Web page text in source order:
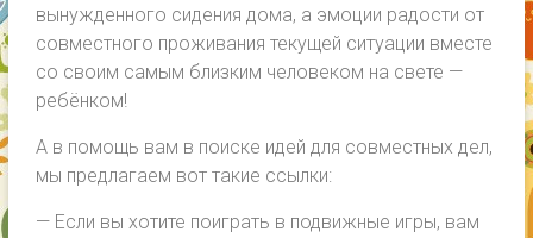
вынужденного сидения дома, а эмоции радости от
совместного проживания текущей ситуации вместе
со своим самым близким человеком на свете —
ребёнком!
А в помощь вам в поиске идей для совместных дел,
мы предлагаем вот такие ссылки:
— Если вы хотите поиграть в подвижные игры, вам